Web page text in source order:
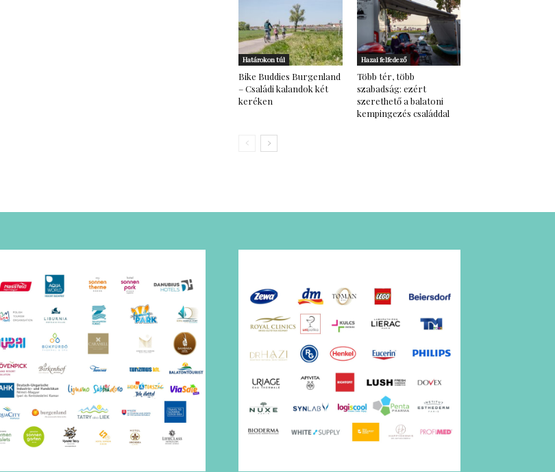
Határokon túl
Bike Buddies Burgenland
– Családi kalandok két
keréken
Hazai felfedező
Több tér, több
szabadság: ezért
szerethető a balatoni
kempingezés családdal